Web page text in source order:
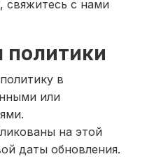
с нами
политики
в
или
на этой
даты обновления.